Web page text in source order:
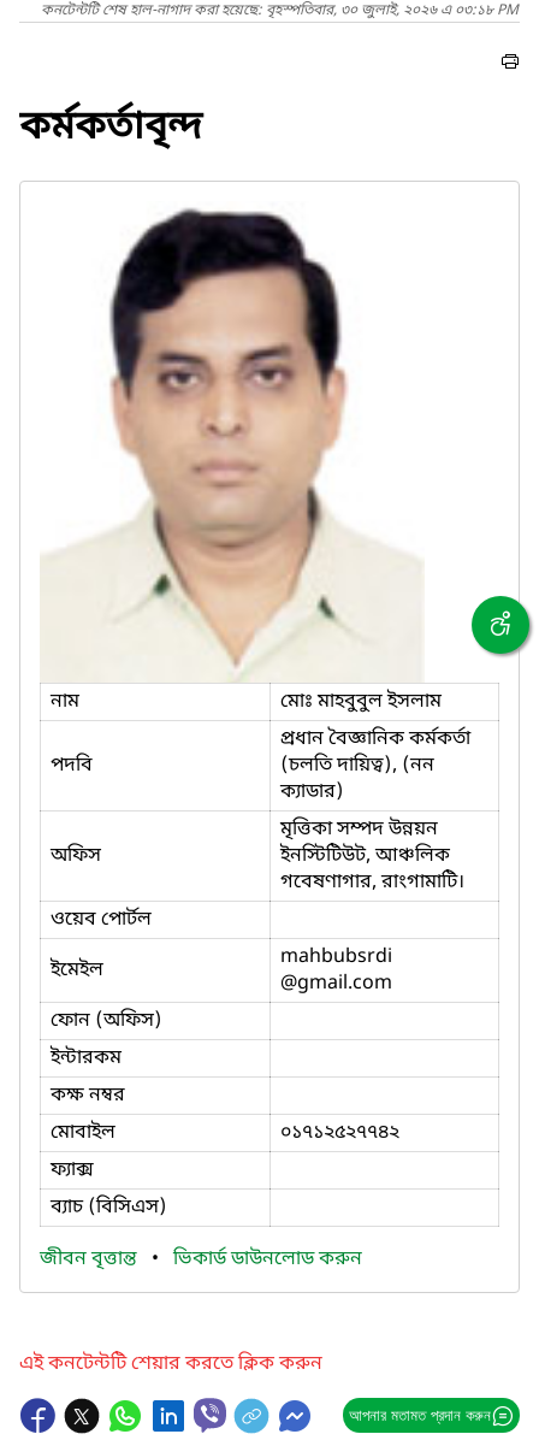
কনটেন্টটি শেষ হাল-নাগাদ করা হয়েছে: বৃহস্পতিবার, ৩০ জুলাই, ২০২৬ এ ০৩:১৮ PM
কর্মকর্তাবৃন্দ
নাম মোঃ মাহবুবুল ইসলাম
পদবি
প্রধান বৈজ্ঞানিক কর্মকর্তা
(চলতি দায়িত্ব), (নন
ক্যাডার)
অফিস
মৃত্তিকা সম্পদ উন্নয়ন
ইনস্টিটিউট, আঞ্চলিক
গবেষণাগার, রাংগামাটি।
ওয়েব পোর্টল
ইমেইল
mahbubsrdi
@gmail.com
ফোন (অফিস)
ইন্টারকম
কক্ষ নম্বর
মোবাইল
০১৭১২৫২৭৭৪২
ফ্যাক্স
ব্যাচ (বিসিএস)
জীবন বৃত্তান্ত • ভিকার্ড ডাউনলোড করুন
এই কনটেন্টটি শেয়ার করতে ক্লিক করুন
আপনার মতামত প্রদান করুন